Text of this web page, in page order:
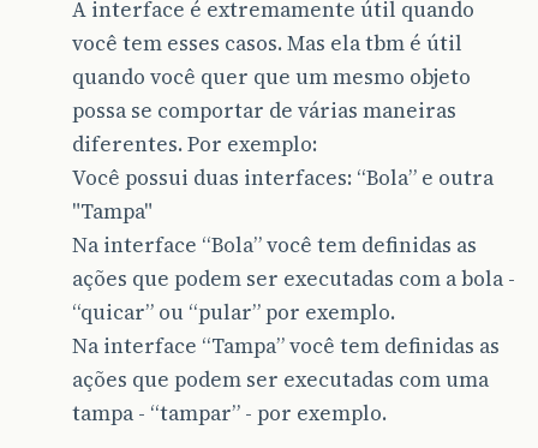
A interface é extremamente útil quando
você tem esses casos. Mas ela tbm é útil
quando você quer que um mesmo objeto
possa se comportar de várias maneiras
diferentes. Por exemplo:
Você possui duas interfaces: “Bola” e outra
"Tampa"
Na interface “Bola” você tem definidas as
ações que podem ser executadas com a bola -
“quicar” ou “pular” por exemplo.
Na interface “Tampa” você tem definidas as
ações que podem ser executadas com uma
tampa - “tampar” - por exemplo.